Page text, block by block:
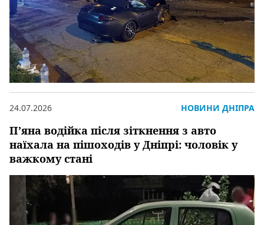
П’яна водійка після зіткнення з авто
наїхала на пішоходів у Дніпрі: чоловік у
важкому стані
24.07.2026 НОВИНИ ДНІПРА